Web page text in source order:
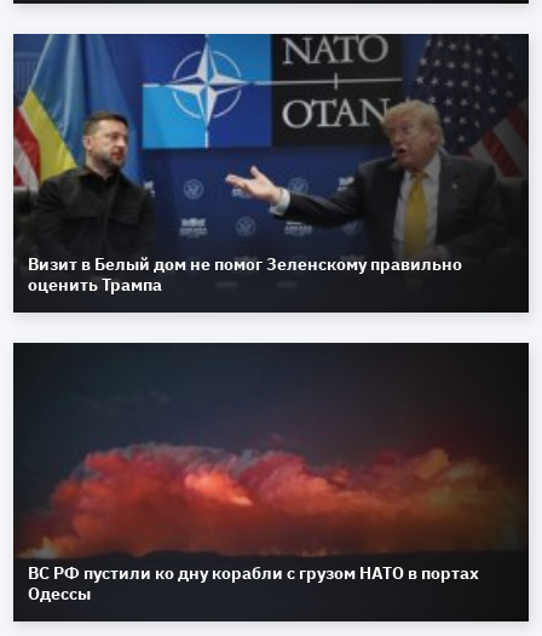
Визит в Белый дом не помог Зеленскому правильно
оценить Трампа
ВС РФ пустили ко дну корабли с грузом НАТО в портах
Одессы